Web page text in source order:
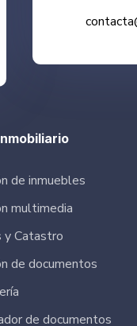
de inmuebles
multimedia
y Catastro
de documentos
de documentos